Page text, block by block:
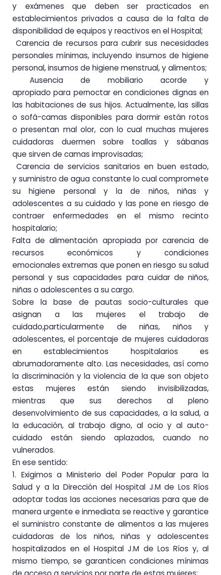
y exámenes que deben ser practicados en
establecimientos privados a causa de la falta de
disponibilidad de equipos y reactivos en el Hospital;
Carencia de recursos para cubrir sus necesidades
personales mínimas, incluyendo insumos de higiene
personal, insumos de higiene menstrual, y alimentos;
Ausencia de mobiliario acorde y
apropiado para pernoctar en condiciones dignas en
las habitaciones de sus hijos. Actualmente, las sillas
o sofá-camas disponibles para dormir están rotos
opresentan mal olor, con lo cual muchas mujeres
cuidadoras duermen sobre toallas y sábanas
que sirven de camas improvisadas;
Carencia deservicios sanitarios en buenestado,
ysuministro de agua constante lo cualcompromete
su higiene personal y la de niños, niñas y
adolescentes a su cuidado y las pone enriesgo de
contraer enfermedades en el mismo recinto
hospitalario;
Falta de alimentación apropiada por carencia de
recursos económicos y condiciones
emocionalesextremas que ponen en riesgo su salud
personal y sus capacidades para cuidar de niños,
niñas o adolescentes a su cargo.
Sobre la base de pautas socio-culturales que
asignan a las mujeres el trabajo de
cuidado,particularmente de niñas, niños y
adolescentes, el porcentaje de mujeres cuidadoras
enestablecimientos hospitalarios es
abrumadoramente alto. Las necesidades, así como
la discriminación y la violencia de la que son objeto
estas mujeres están siendo invisibilizadas,
mientrasque sus derechos al pleno
desenvolvimiento de sus capacidades, a la salud, a
la educación, al trabajodigno, al ocio y al auto-
cuidado están siendo aplazados, cuando no
vulnerados.
En ese sentido:
1. Exigimos a Ministerio del Poder Popular para la
Salud y a la Dirección del Hospital J.M de LosRíos
adoptar todas las acciones necesarias para que de
manera urgente e inmediata se reactive y garantice
el suministro constante de alimentos a las mujeres
cuidadoras de los niños, niñas y adolescentes
hospitalizados en el Hospital J.M de Los Ríos y, al
mismo tiempo, se garanticen condiciones mínimas